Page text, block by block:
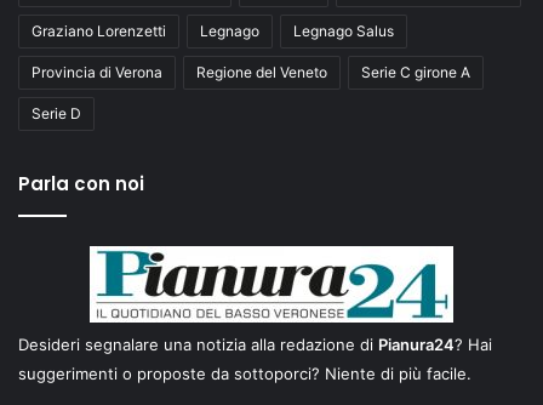
Graziano Lorenzetti Legnago Legnago Salus
Provincia di Verona Regione del Veneto Serie C girone A
Serie D
Parla con noi
Desideri segnalare una notizia alla redazione di Pianura24? Hai
suggerimenti o proposte da sottoporci? Niente di più facile.